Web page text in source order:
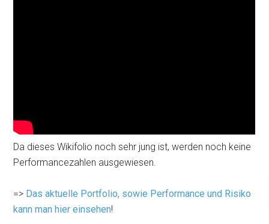
Da dieses Wikifolio noch sehr jung ist, werden noch keine
Performancezahlen ausgewiesen.
=> Das aktuelle Portfolio, sowie Performance und Risiko
kann man hier einsehen!